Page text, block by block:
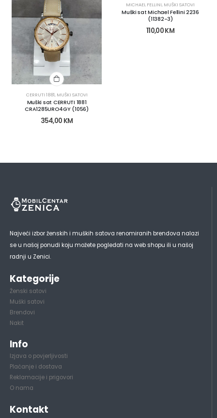
CERRUTI 1881, MUŠKI SATOVI
Muški sat CERRUTI 1881
CRA1285URO4GY (1056)
354,00 KM
MICHAEL FELLINI, MUŠKI SATOVI
Muški sat Michael Fellini 2236
(11382-3)
110,00KM
Najveći izbor ženskih i muških satova renomiranih brendova nalazi
se u našoj ponudi koju možete pogledati na web shopu ili u našoj
radnji u Zenici.
Kategorije
Ženski satovi
Muški satovi
Brendovi
Nakit
Info
Izjava o povjerljivosti
Plaćanje i dostava
Reklamacije i prigovori
O nama
Kontakt